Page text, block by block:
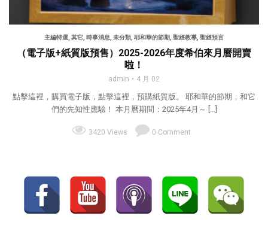
主編特選, 其它, 時事消息, 未分類, 耶和華的節期, 聖經教導, 聖經預言
（電子版+紙質版預售）2025-2026年度希伯來月曆開賣
啦！
admin 4 月 02
點擊這裡，購買電子版，點擊這裡，預購紙質版。 耶和華的節期，和它
們的先知性應驗！ 本月曆期間：2025年4月～ […]
3420 Views 0 Comment